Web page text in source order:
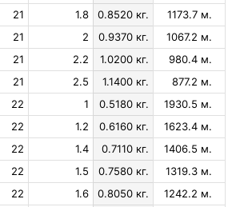
21 1.8 0.8520 кг.
1173.7 м.
21 2 0.9370 кг.
1067.2 м.
21 2.2 1.0200 кг.
980.4 м.
21 2.5 1.1400 кг.
877.2 м.
22 1 0.5180 кг.
1930.5 м.
22 1.2 0.6160 кг.
1623.4 м.
22 1.4 0.7110 кг.
1406.5 м.
22 1.5 0.7580 кг.
1319.3 м.
22 1.6 0.8050 кг. 1242.2 м.